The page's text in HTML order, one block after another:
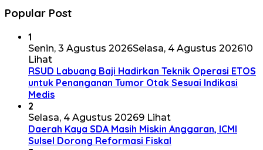
Popular Post
1
Senin, 3 Agustus 2026Selasa, 4 Agustus 202610
Lihat
RSUD Labuang Baji Hadirkan Teknik Operasi ETOS
untuk Penanganan Tumor Otak Sesuai Indikasi
Medis
2
Selasa, 4 Agustus 20269 Lihat
Daerah Kaya SDA Masih Miskin Anggaran, ICMI
Sulsel Dorong Reformasi Fiskal